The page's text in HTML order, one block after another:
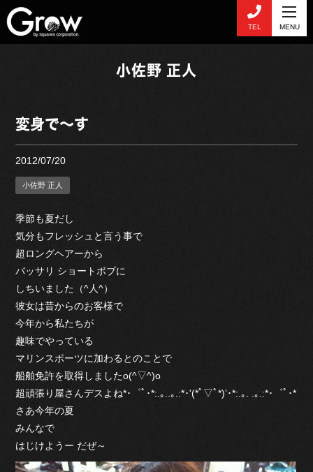
TEL MENU
小佐野 正人
変身で～す
2012/07/20
小佐野 正人
季節も夏だし
気分もフレッシュと言う事で
超ロングヘアーから
バッサリ ショートボブに
しちいました（^人^）
彼女は昔からのお客様で
今年から私たちが
趣味でやっている
マリンスポーツに加わるとのことで
船舶免許を取得しましたo(^▽^)o
超頑張り屋さんデスよね*･゜ﾟ･*:.｡..｡.:*･'(*ﾟ▽ﾟ*)’･*:.｡. .｡.:*･゜ﾟ･*
さあ今年の夏
みんなで
はじけようー だぜ～